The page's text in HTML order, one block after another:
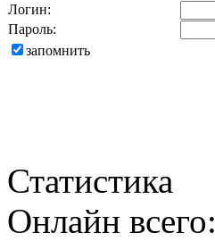
Логин:
Пароль:
запомнить
Статистика
Онлайн всего: